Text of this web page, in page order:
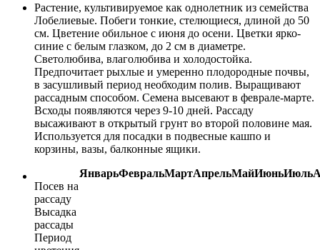
Растение, культивируемое как однолетник из семейства
Лобелиевые. Побеги тонкие, стелющиеся, длиной до 50
см. Цветение обильное с июня до осени. Цветки ярко-
синие с белым глазком, до 2 см в диаметре.
Светолюбива, влаголюбива и холодостойка.
Предпочитает рыхлые и умеренно плодородные почвы,
в засушливый период необходим полив. Выращивают
рассадным способом. Семена высевают в феврале-марте.
Всходы появляются через 9-10 дней. Рассаду
высаживают в открытый грунт во второй половине мая.
Используется для посадки в подвесные кашпо и
корзины, вазы, балконные ящики.
ЯнварьФевральМартАпрельМайИюньИюль
Посев на
рассаду
Высадка
рассады
Период